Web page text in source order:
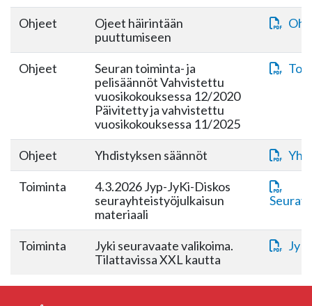
Ohjeet
Ojeet häirintään
puuttumiseen
Ohjeet
Seuran toiminta- ja
pelisäännöt Vahvistettu
vuosikokouksessa 12/2020
Päivitetty ja vahvistettu
vuosikokouksessa 11/2025
Ohjeet Yhdistyksen säännöt
Toiminta
4.3.2026 Jyp-JyKi-Diskos
seurayhteistyöjulkaisun
materiaali
Toiminta
Jyki seuravaate valikoima.
Tilattavissa XXL kautta